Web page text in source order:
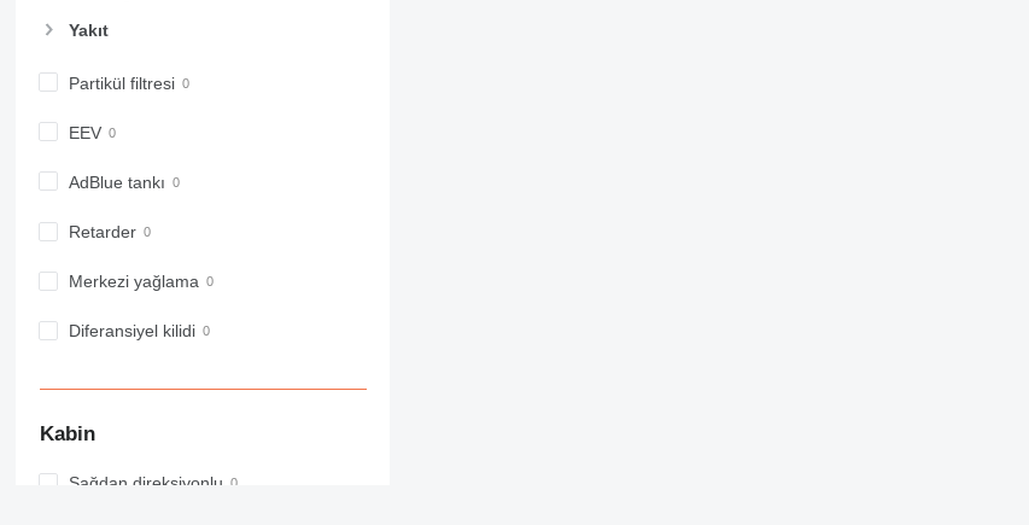
Yakıt
Partikül filtresi
EEV
AdBlue tankı
Retarder
Merkezi yağlama
Diferansiyel kilidi
Kabin
Sağdan direksiyonlu